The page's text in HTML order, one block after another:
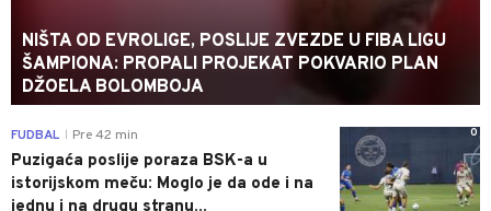
NIŠTA OD EVROLIGE, POSLIJE ZVEZDE U FIBA LIGU
ŠAMPIONA: PROPALI PROJEKAT POKVARIO PLAN
DŽOELA BOLOMBOJA
0
FUDBAL Pre 42 min
Puzigaća poslije poraza BSK-a u
istorijskom meču: Moglo je da ode i na